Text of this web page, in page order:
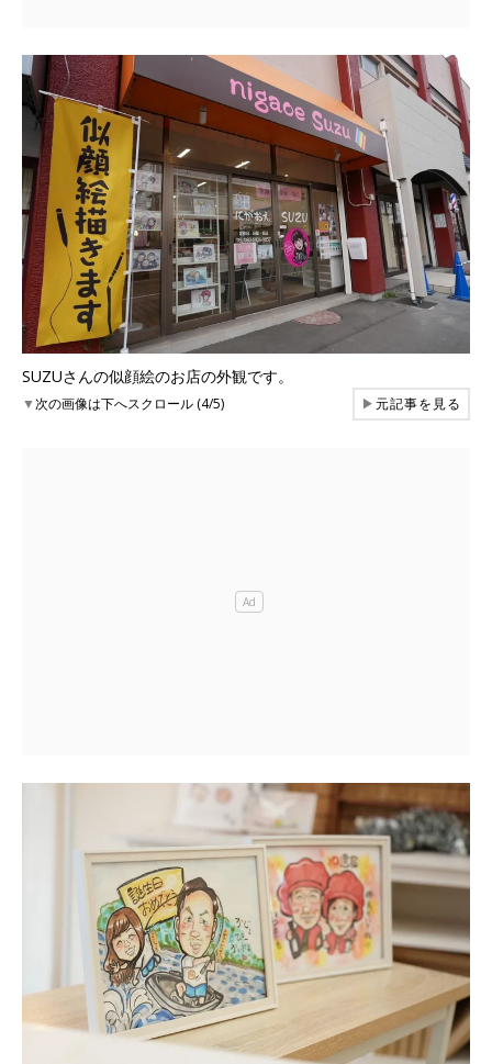
SUZUさんの似顔絵のお店の外観です。
▼次の画像は下へスクロール (4/5) ▶元記事を見る